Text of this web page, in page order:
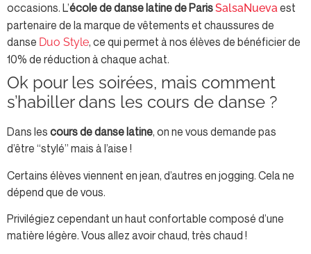
occasions. L’école de danse latine de ParisSalsaNuevaest
partenaire de la marque de vêtements et chaussures de
danse Duo Style, ce qui permet à nos élèves de bénéficier de
10% de réduction à chaque achat.
Ok pour les soirées, mais comment
s’habiller dans les cours de danse ?
Dans les cours de danse latine, on ne vous demande pas
d’être “stylé” mais à l’aise !
Certains élèves viennent en jean, d’autres en jogging. Cela ne
dépend que de vous.
Privilégiez cependant un haut confortable composé d’une
matière légère. Vous allez avoir chaud, très chaud !